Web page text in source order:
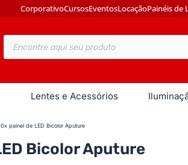
CorporativoCursosEventosLocaçãoPainéis de
Lentes e Acessórios
painel de LED Bicolor Aputure
Bicolor Aputure